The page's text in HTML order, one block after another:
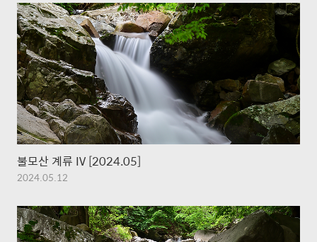
불모산 계류 IV [2024.05]
2024.05.12